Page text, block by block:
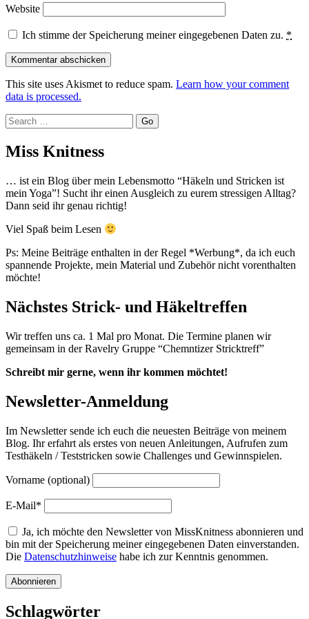
Website
Ich stimme der Speicherung meiner eingegebenen Daten zu. *
This site uses Akismet to reduce spam. Learn how your comment
data is processed.
Search
Miss Knitness
… ist ein Blog über mein Lebensmotto “Häkeln und Stricken ist
mein Yoga”! Sucht ihr einen Ausgleich zu eurem stressigen Alltag?
Dann seid ihr genau richtig!
Viel Spaß beim Lesen
Ps: Meine Beiträge enthalten in der Regel *Werbung*, da ich euch
spannende Projekte, mein Material und Zubehör nicht vorenthalten
möchte!
Nächstes Strick- und Häkeltreffen
Wir treffen uns ca. 1 Mal pro Monat. Die Termine planen wir
gemeinsam in der Ravelry Gruppe “Chemntizer Stricktreff”
Schreibt mir gerne, wenn ihr kommen möchtet!
Newsletter-Anmeldung
Im Newsletter sende ich euch die neuesten Beiträge von meinem
Blog. Ihr erfahrt als erstes von neuen Anleitungen, Aufrufen zum
Testhäkeln / Teststricken sowie Challenges und Gewinnspielen.
Vorname (optional)
E-Mail*
Ja, ich möchte den Newsletter von MissKnitness abonnieren und
bin mit der Speicherung meiner eingegebenen Daten einverstanden.
Die Datenschutzhinweise habe ich zur Kenntnis genommen.
Schlagwörter